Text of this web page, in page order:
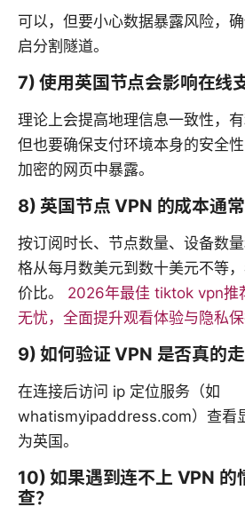
可以，但要小心数据暴露风险，
启分割隧道。
7) 使用英国节点会影响在线
理论上会提高地理信息一致性，有
但也要确保支付环境本身的安全
加密的网页中暴露。
8) 英国节点 VPN 的成本通常
按订阅时长、节点数量、设备数
格从每月数美元到数十美元不等
价比。 2026年最佳 tiktok vpn推
无忧，全面提升观看体验与隐私
9) 如何验证 VPN 是否真的走
在连接后访问 ip 定位服务（如
whatismyipaddress.com）查看
为英国。
10) 如果遇到连不上 VPN 的
查？